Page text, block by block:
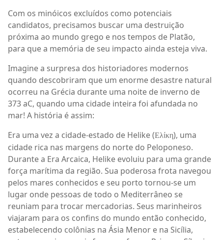
Com os minóicos excluídos como potenciais
candidatos, precisamos buscar uma destruição
próxima ao mundo grego e nos tempos de Platão,
para que a memória de seu impacto ainda esteja viva.
Imagine a surpresa dos historiadores modernos
quando descobriram que um enorme desastre natural
ocorreu na Grécia durante uma noite de inverno de
373 aC, quando uma cidade inteira foi afundada no
mar! A história é assim:
Era uma vez a cidade-estado de Helike (Ελίκη), uma
cidade rica nas margens do norte do Peloponeso.
Durante a Era Arcaica, Helike evoluiu para uma grande
força marítima da região. Sua poderosa frota navegou
pelos mares conhecidos e seu porto tornou-se um
lugar onde pessoas de todo o Mediterrâneo se
reuniam para trocar mercadorias. Seus marinheiros
viajaram para os confins do mundo então conhecido,
estabelecendo colônias na Ásia Menor e na Sicília,